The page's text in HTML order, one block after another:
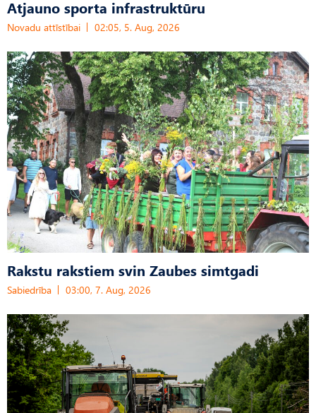
Atjauno sporta infrastruktūru
Novadu attīstībai 02:05, 5. Aug, 2026
Rakstu rakstiem svin Zaubes simtgadi
Sabiedrība 03:00, 7. Aug, 2026